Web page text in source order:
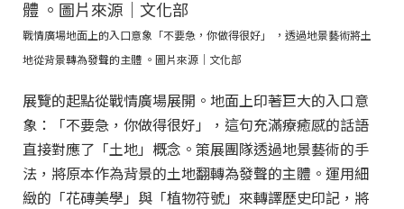
戰情廣場地面上的入口意象「不要急，你做得很好」 ，透過地景藝術將土
地從背景轉為發聲的主體 。圖片來源｜文化部
展覽的起點從戰情廣場展開。地面上印著巨大的入口意
象：「不要急，你做得很好」，這句充滿療癒感的話語
直接對應了「土地」概念。策展團隊透過地景藝術的手
法，將原本作為背景的土地翻轉為發聲的主體。運用細
緻的「花磚美學」與「植物符號」來轉譯歷史印記，將